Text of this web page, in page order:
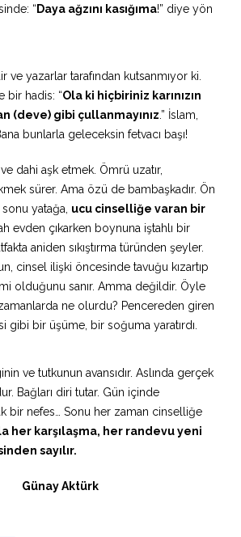
“ Daya ağzını kasığıma!” diye yön
ve yazarlar tarafından kutsanmıyor ki.
bir hadis: “Ola ki hiçbiriniz karınızın
(deve) gibi çullanmayınız .” İslam,
bunlarla geleceksin fetvacı başı!
dahi aşk etmek. Ömrü uzatır,
sürer. Ama özü de bambaşkadır. Ön
yatağa, ucu cinselliğe varan bir
evden çıkarken boynuna iştahlı bir
aniden sıkıştırma türünden şeyler.
cinsel ilişki öncesinde tavuğu kızartıp
olduğunu sanır. Amma değildir. Öyle
ne olurdu? Pencereden giren
gibi bir üşüme, bir soğuma yaratırdı.
ve tutkunun avansıdır. Aslında gerçek
Bağları diri tutar. Gün içinde
bir nefes… Sonu her zaman cinselliğe
her karşılaşma, her randevu yeni
sayılır.
Günay Aktürk